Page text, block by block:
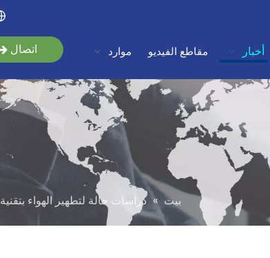
أخبار مقاطع الفيديو موارد اتصال
بيت » دراسات حالة لتطهير الهواء بتقنية UVC LED